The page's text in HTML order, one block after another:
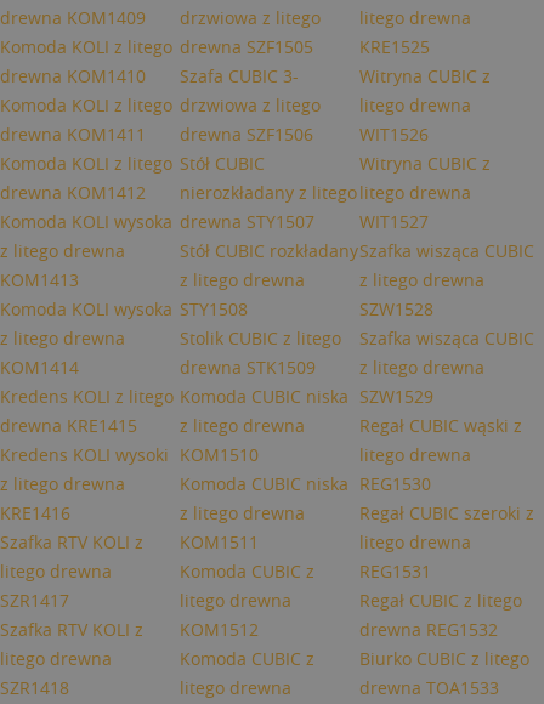
drewna KOM1409
Komoda KOLI z litego
drewna KOM1410
Komoda KOLI z litego
drewna KOM1411
Komoda KOLI z litego
drewna KOM1412
Komoda KOLI wysoka
z litego drewna
KOM1413
Komoda KOLI wysoka
z litego drewna
KOM1414
Kredens KOLI z litego
drewna KRE1415
Kredens KOLI wysoki
z litego drewna
KRE1416
Szafka RTV KOLI z
litego drewna
SZR1417
Szafka RTV KOLI z
litego drewna
SZR1418
drzwiowa z litego
drewna SZF1505
Szafa CUBIC 3-
drzwiowa z litego
drewna SZF1506
Stół CUBIC
nierozkładany z litego
drewna STY1507
Stół CUBIC rozkładany
z litego drewna
STY1508
Stolik CUBIC z litego
drewna STK1509
Komoda CUBIC niska
z litego drewna
KOM1510
Komoda CUBIC niska
z litego drewna
KOM1511
Komoda CUBIC z
litego drewna
KOM1512
Komoda CUBIC z
litego drewna
litego drewna
KRE1525
Witryna CUBIC z
litego drewna
WIT1526
Witryna CUBIC z
litego drewna
WIT1527
Szafka wisząca CUBIC
z litego drewna
SZW1528
Szafka wisząca CUBIC
z litego drewna
SZW1529
Regał CUBIC wąski z
litego drewna
REG1530
Regał CUBIC szeroki z
litego drewna
REG1531
Regał CUBIC z litego
drewna REG1532
Biurko CUBIC z litego
drewna TOA1533